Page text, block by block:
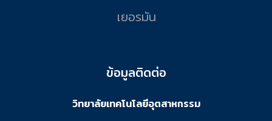
เยอรมัน
ข้อมูลติดต่อ
วิทยาลัยเทคโนโลยีอุตสาหกรรม